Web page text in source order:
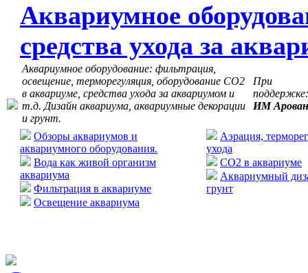
Аквариумное
средства ухода за
Аквариумное оборудование: фильтрация,
освещение, терморегуляция, оборудование СО2
в аквариуме, средства ухода за аквариумом и
т.д. Дизайн аквариума, аквариумные декорации
и грунт.
При
поддержке:
ИМ
Обзоры аквариумов и
аквариумного оборудования.
Вода как живой организм
аквариума
Фильтрация в аквариуме
Освещение аквариума
Аэрация,
ухода
CO2 в аквариуме
Аквариумный
грунт